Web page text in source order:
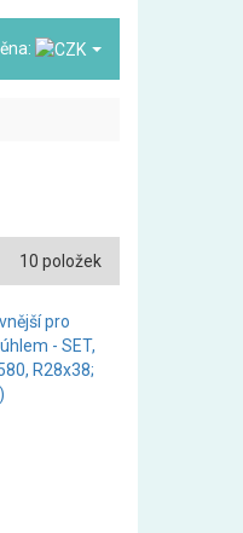
10 položek